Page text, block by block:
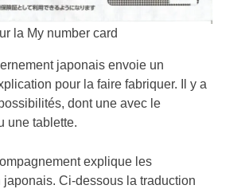
la My number card
japonais envoie un
pour la faire fabriquer. Il y a
dont une avec le
une tablette.
explique les
japonais. Ci-dessous la traduction